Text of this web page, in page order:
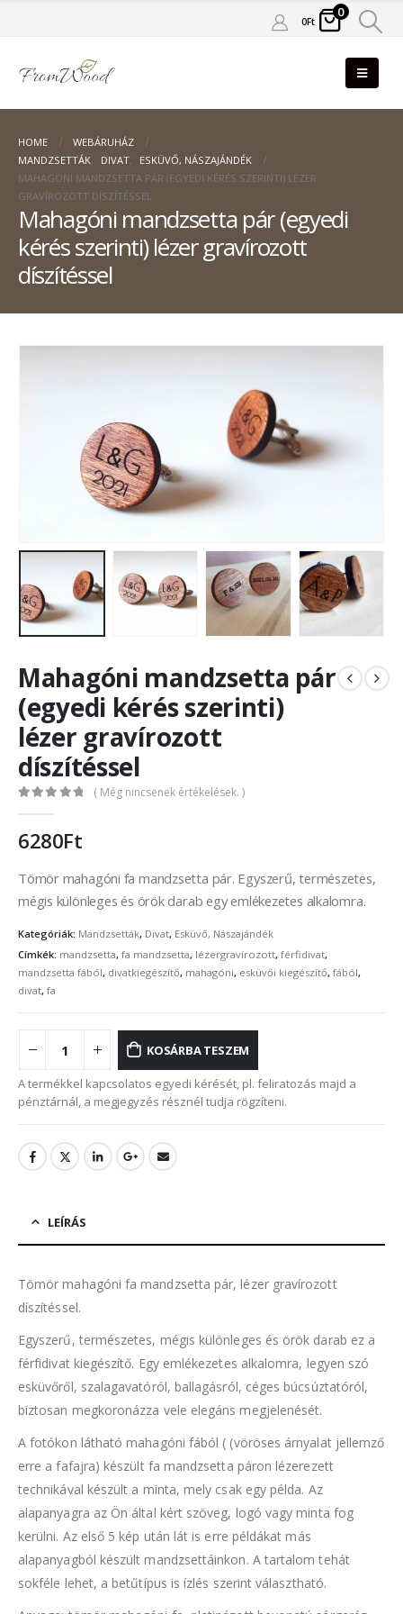
0Ft
0
HOME
WEBÁRUHÁZ
MANDZSETTÁK, DIVAT,
ESKÜVŐ, NÁSZAJÁNDÉK
MAHAGÓNI MANDZSETTA PÁR (EGYEDI KÉRÉS SZERINTI) LÉZER
GRAVÍROZOTT DÍSZÍTÉSSEL
Mahagóni mandzsetta pár (egyedi
kérés szerinti) lézer gravírozott
díszítéssel
Mahagóni mandzsetta pár
(egyedi kérés szerinti)
lézer gravírozott
díszítéssel
( Még nincsenek értékelések. )
6280Ft
Tömör mahagóni fa mandzsetta pár. Egyszerű, természetes,
mégis különleges és örök darab egy emlékezetes alkalomra.
Kategóriák: Mandzsetták, Divat, Esküvő, Nászajándék
Címkék: mandzsetta, fa mandzsetta, lézergravírozott, férfidivat,
mandzsetta fából, divatkiegészítő, mahagóni, esküvői kiegészítő, fából,
divat, fa
KOSÁRBA TESZEM
A termékkel kapcsolatos egyedi kérését, pl. feliratozás majd a
pénztárnál, a megjegyzés résznél tudja rögzíteni.
LEÍRÁS
Tömör mahagóni fa mandzsetta pár, lézer gravírozott
díszítéssel.
Egyszerű, természetes, mégis különleges és örök darab ez a
férfidivat kiegészítő. Egy emlékezetes alkalomra, legyen szó
esküvőről, szalagavatóról, ballagásról, céges búcsúztatóról,
biztosan megkoronázza vele elegáns megjelenését.
A fotókon látható mahagóni fából ( (vöröses árnyalat jellemző
erre a fafajra) készült fa mandzsetta páron lézerezett
technikával készült a minta, mely csak egy példa. Az
alapanyagra az Ön által kért szöveg, logó vagy minta fog
kerülni. Az első 5 kép után lát is erre példákat más
alapanyagból készült mandzsettáinkon. A tartalom tehát
sokféle lehet, a betűtípus is ízlés szerint választható.